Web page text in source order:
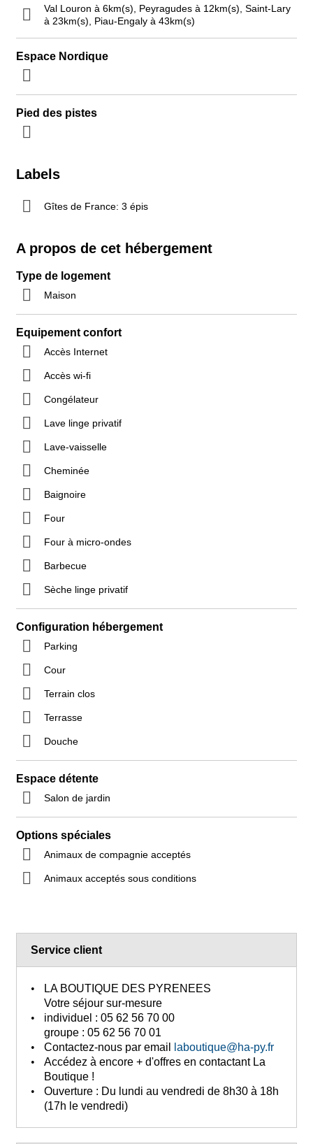
Val Louron à 6km(s), Peyragudes à 12km(s), Saint-Lary
à 23km(s), Piau-Engaly à 43km(s)
Espace Nordique
Pied des pistes
Labels
Gîtes de France: 3 épis
A propos de cet hébergement
Type de logement
Maison
Equipement confort
Accès Internet
Accès wi-fi
Congélateur
Lave linge privatif
Lave-vaisselle
Cheminée
Baignoire
Four
Four à micro-ondes
Barbecue
Sèche linge privatif
Configuration hébergement
Parking
Cour
Terrain clos
Terrasse
Douche
Espace détente
Salon de jardin
Options spéciales
Animaux de compagnie acceptés
Animaux acceptés sous conditions
Service client
LA BOUTIQUE DES PYRENEES
Votre séjour sur-mesure
individuel :05 62 56 70 00
groupe :05 62 56 70 01
Contactez-nous par email
laboutique@ha-py.fr
Accédez à encore + d'offres en contactant La
Boutique !
Ouverture : Du lundi au vendredi de 8h30 à 18h
(17h le vendredi)